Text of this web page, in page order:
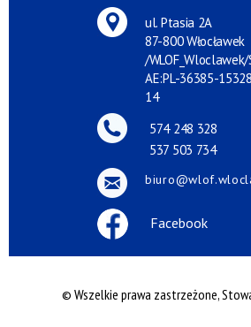
ul. Ptasia 2A
87-800 Włocławek
/WLOF_Wloclawek/
AE:PL-36385-
14
574 248 328
537 503 734
Facebook
© Wszelkie prawa zastrzeżone,